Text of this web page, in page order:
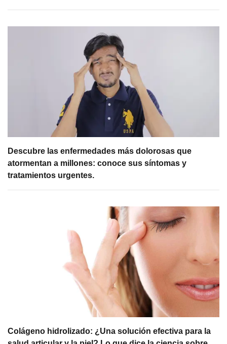
Descubre las enfermedades más dolorosas que
atormentan a millones: conoce sus síntomas y
tratamientos urgentes.
Colágeno hidrolizado: ¿Una solución efectiva para la